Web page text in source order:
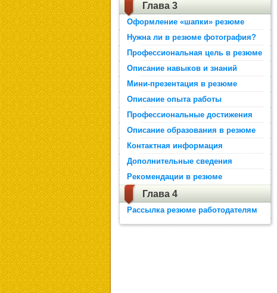
Глава 3
Оформление «шапки» резюме
Нужна ли в резюме фотография?
Профессиональная цель в резюме
Описание навыков и знаний
Мини-презентация в резюме
Описание опыта работы
Профессиональные достижения
Описание образования в резюме
Контактная информация
Дополнительные сведения
Рекомендации в резюме
Глава 4
Рассылка резюме работодателям